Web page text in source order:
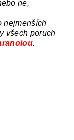
ne,
nejmenších
všech poruch
.